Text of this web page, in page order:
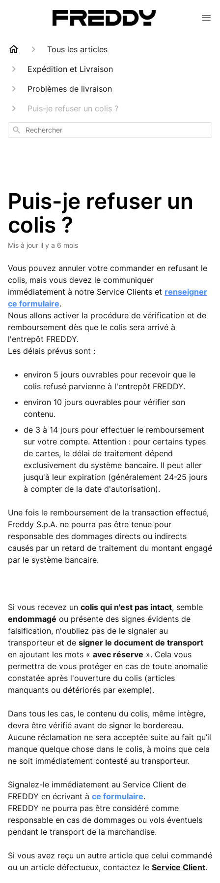
Tous les articles
Expédition et Livraison
Problèmes de livraison
Puis-je refuser un colis ?
Rechercher
Puis-je refuser un
colis ?
Mis à jour il y a 6 mois
Vous pouvez annuler votre commander en refusant le
colis, mais vous devez le communiquer
immédiatement à notre Service Clients et renseigner
ce formulaire.
Nous allons activer la procédure de vérification et de
remboursement dès que le colis sera arrivé à
l'entrepôt FREDDY.
Les délais prévus sont :
environ 5 jours ouvrables pour recevoir que le
colis refusé parvienne à l'entrepôt FREDDY.
environ 10 jours ouvrables pour vérifier son
contenu.
de 3 à 14 jours pour effectuer le remboursement
sur votre compte. Attention : pour certains types
de cartes, le délai de traitement dépend
exclusivement du système bancaire. Il peut aller
jusqu'à leur expiration (généralement 24-25 jours
à compter de la date d'autorisation).
Une fois le remboursement de la transaction effectué,
Freddy S.p.A. ne pourra pas être tenue pour
responsable des dommages directs ou indirects
causés par un retard de traitement du montant engagé
par le système bancaire.
Si vous recevez un colis qui n'est pas intact, semble
endommagé ou présente des signes évidents de
falsification, n'oubliez pas de le signaler au
transporteur et de signer le document de transport
en ajoutant les mots « avec réserve ». Cela vous
permettra de vous protéger en cas de toute anomalie
constatée après l'ouverture du colis (articles
manquants ou détériorés par exemple).
Dans tous les cas, le contenu du colis, même intègre,
devra être vérifié avant de signer le bordereau.
Aucune réclamation ne sera acceptée suite au fait qu’il
manque quelque chose dans le colis, à moins que cela
ne soit immédiatement contesté au transporteur.
Signalez-le immédiatement au Service Client de
FREDDY en écrivant à ce formulaire.
FREDDY ne pourra pas être considéré comme
responsable en cas de dommages ou vols éventuels
pendant le transport de la marchandise.
Si vous avez reçu un autre article que celui commandé
ou un article défectueux, contactez le Service Client.